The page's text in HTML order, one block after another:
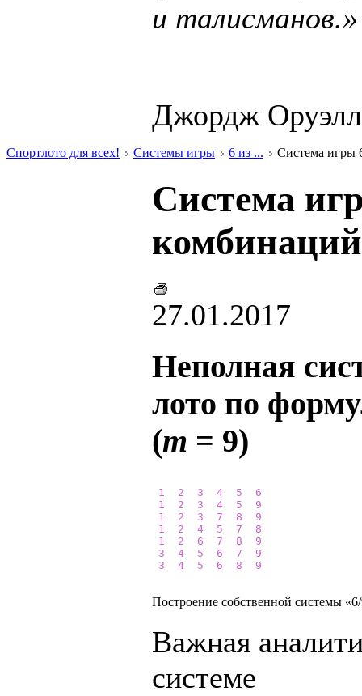
и талисманов.»
Джордж
Спортлото для всех! Системы игры 6 из ... Система игры
Система
27.01.2017
Неполная
лото по
(m = 9)
1 2 3 4 5
6
1
2 3 4 5
9
1
2 3 7 8
9
1
2 4 5 7
8
1
2 6 7 8
9
3
4 5 6 7
9
3
4 5 6 8 9
Построение собственной системы
Важная
системе